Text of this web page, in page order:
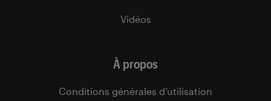
Vidéos
À propos
Conditions générales d’utilisation